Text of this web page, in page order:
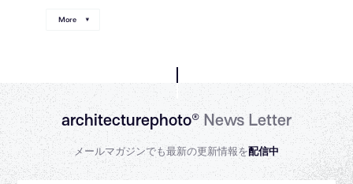
More
architecturephoto®News Letter
メールマガジンでも最新の更新情報を配信中